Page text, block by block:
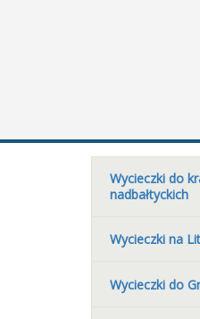
Wycieczki do
nadbałtyckich
Wycieczki na
Wycieczki do